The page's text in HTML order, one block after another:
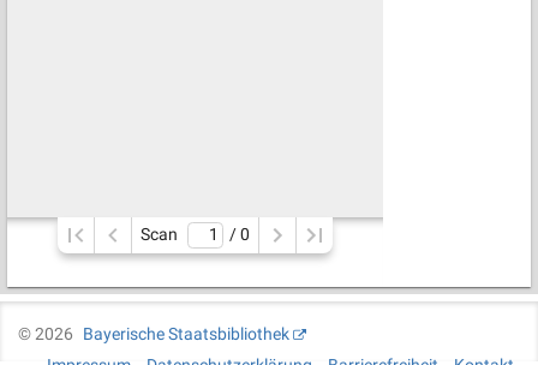
Scan / 0
©2026
Bayerische Staatsbibliothek